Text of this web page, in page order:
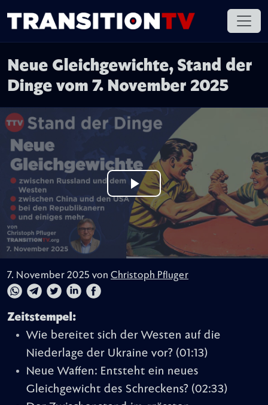
Neue Gleichgewichte, Stand der
Dinge vom 7. November 2025
7. November 2025 von Christoph Pfluger
Zeitstempel:
Wie bereitet sich der Westen auf die
Niederlage der Ukraine vor? (01:13)
Neue Waffen: Entsteht ein neues
Gleichgewicht des Schreckens? (02:33)